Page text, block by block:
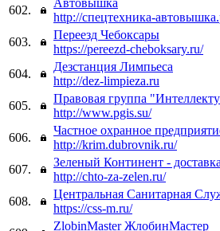
602.
http://спецтехника-
603.
Переезд Чебоксары
https://pereezd-cheboksary.ru/
604.
Дезстанция Лимпьеса
http://dez-limpieza.ru
605.
Правовая группа
http://www.pgis.su/
606.
Частное охранное
http://krim.dubrovnik.ru/
607.
Зеленый Континент -
http://chto-za-zelen.ru/
608.
Центральная Санитарная
https://css-m.ru/
ZlobinMaster ЖлобинМастер